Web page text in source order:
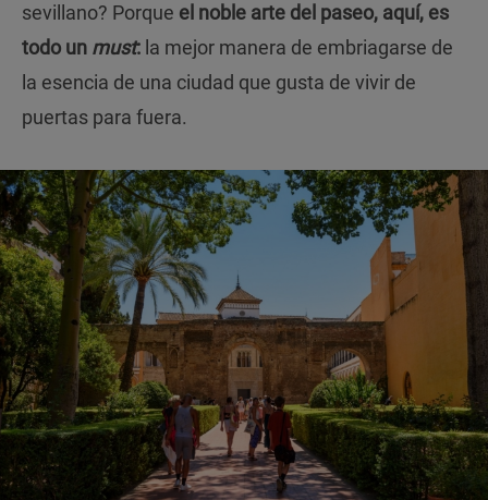
sevillano? Porque el noble arte del paseo, aquí, es
todo un must: la mejor manera de embriagarse de
la esencia de una ciudad que gusta de vivir de
puertas para fuera.